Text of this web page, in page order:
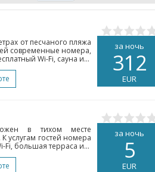
за ночь
312
EUR
от песчаного пляжа
современные номера,
Wi-Fi, сауна и...
за ночь
5
EUR
в тихом месте
услугам гостей номера
Fi, большая терраса и...